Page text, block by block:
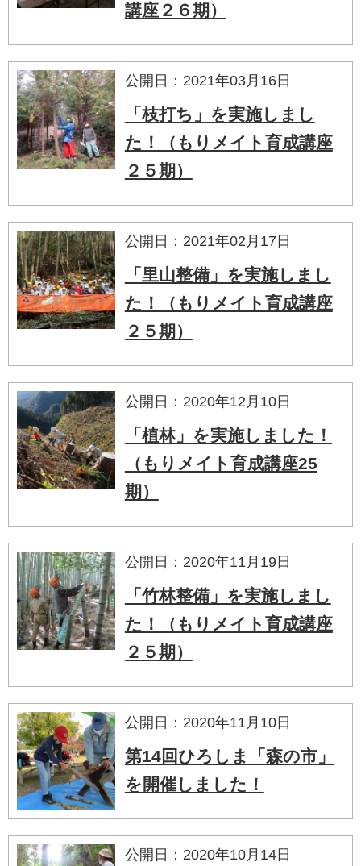
講座２６期）
公開日：2021年03月16日
「枝打ち」を実施しまし
た！（もりメイト育成講座
２５期）
公開日：2021年02月17日
「里山整備」を実施しまし
た！（もりメイト育成講座
２５期）
公開日：2020年12月10日
「植林」を実施しました！
（もりメイト育成講座25
期）
公開日：2020年11月19日
「竹林整備」を実施しまし
た！（もりメイト育成講座
２５期）
公開日：2020年11月10日
第14回ひろしま「森の市」
を開催しました！
公開日：2020年10月14日